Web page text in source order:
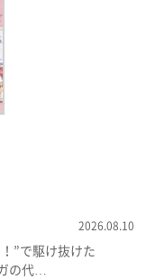
2026.08.10
”で駆け抜けた
の代…